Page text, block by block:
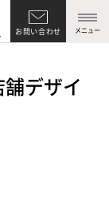
お問い合わせ メニュー
デザイ